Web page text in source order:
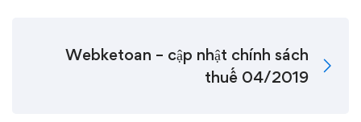
Webketoan – cập nhật chính sách
thuế 04/2019